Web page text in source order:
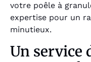
votre poêle à
expertise pour un
minutieux.
Un service